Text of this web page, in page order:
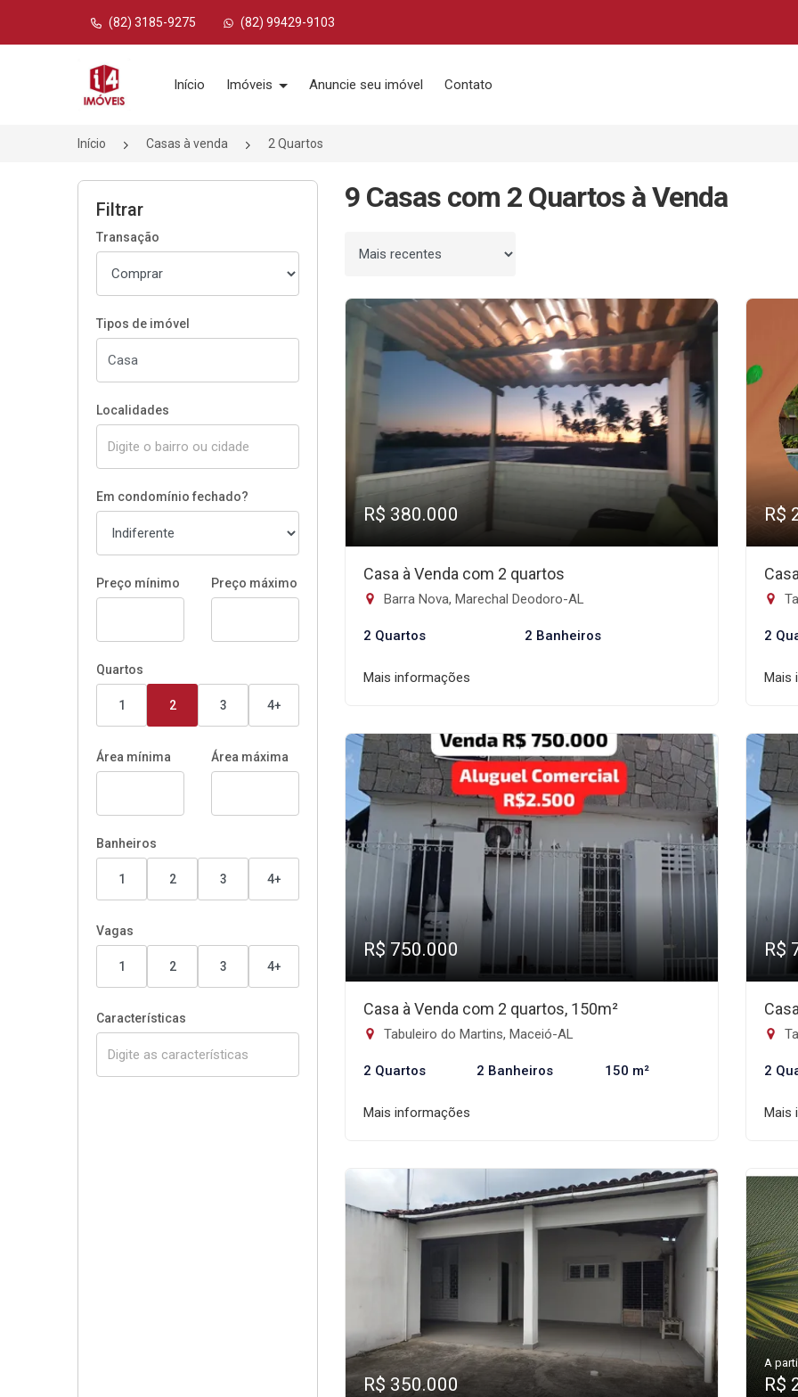
(82) 3185-9275 (82) 99429-9103
Página inicial
Início Imóveis Anuncie seu imóvel Contato
Início Casas à venda 2 Quartos
Filtrar
Transação
Tipos de imóvel
Localidades
Em condomínio fechado?
Preço mínimo Preço máximo
Quartos
1 2 3 4+
Área mínima Área máxima
Banheiros
1 2 3 4+
Vagas
1 2 3 4+
Características
9 Casas com 2 Quartos à Venda
Ordenar por
R$ 380.000
Casa à Venda com 2 quartos
Barra Nova, Marechal Deodoro-AL
2 Quartos 2 Banheiros
Mais informações
R$
2
Mais
R$ 750.000
Casa à Venda com 2 quartos, 150m²
Tabuleiro do Martins, Maceió-AL
2 Quartos 2 Banheiros 150 m²
Mais informações
R$
2
Mais
R$ 350.000
A
R$